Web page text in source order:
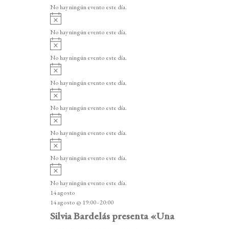
e
n
t
o
s
o
i
o
No hay ningún evento este día.
v
i
o
No hay ningún evento este día.
A
v
i
o
No hay ningún evento este día.
A
v
i
o
No hay ningún evento este día.
v
i
o
No hay ningún evento este día.
v
i
o
No hay ningún evento este día.
v
i
o
No hay ningún evento este día.
v
i
s
o
No hay ningún evento este día.
14 agosto
14 agosto @ 19:00-20:00
Silvia Bardelás presenta «Una